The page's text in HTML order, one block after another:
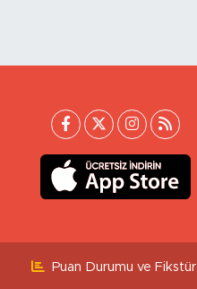
Puan Durumu ve Fikstür